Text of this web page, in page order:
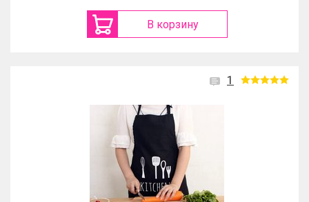
В корзину
1